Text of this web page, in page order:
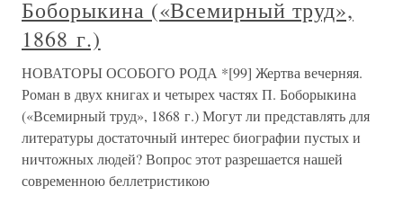
Боборыкина («Всемирный труд»,
1868 г.)
НОВАТОРЫ ОСОБОГО РОДА *[99] Жертва вечерняя.
Роман в двух книгах и четырех частях П. Боборыкина
(«Всемирный труд», 1868 г.) Могут ли представлять для
литературы достаточный интерес биографии пустых и
ничтожных людей? Вопрос этот разрешается нашей
современною беллетристикою